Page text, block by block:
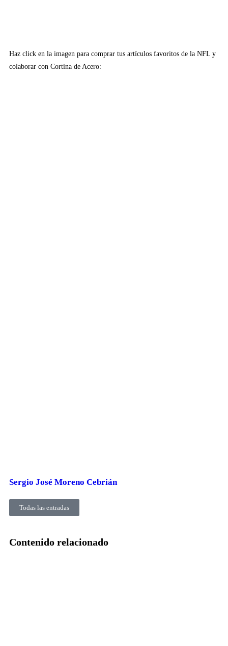
Haz click en la imagen para comprar tus artículos favoritos de la NFL y
colaborar con Cortina de Acero:
Sergio José Moreno Cebrián
Todas las entradas
Contenido relacionado